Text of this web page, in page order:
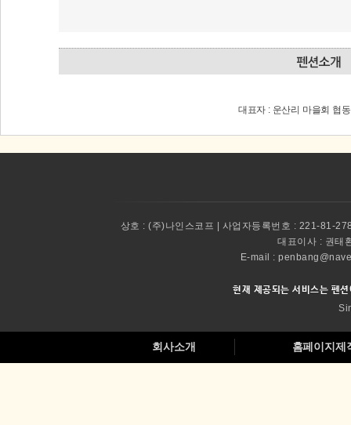
대표자 : 운산리 마을회 협
상호 : (주)나인스코프 | 사업자등록번호 : 221-81-
대표이사 : 권태
E-mail :
현재 제공되는 서비스는 펜
회사소개 홈페이지제